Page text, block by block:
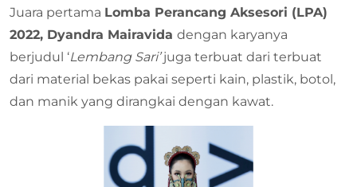
Juara pertama Lomba Perancang Aksesori (LPA)
2022, Dyandra Mairavida dengan karyanya
berjudul ‘Lembang Sari’juga terbuat dari terbuat
dari material bekas pakai seperti kain, plastik, botol,
dan manik yang dirangkai dengan kawat.